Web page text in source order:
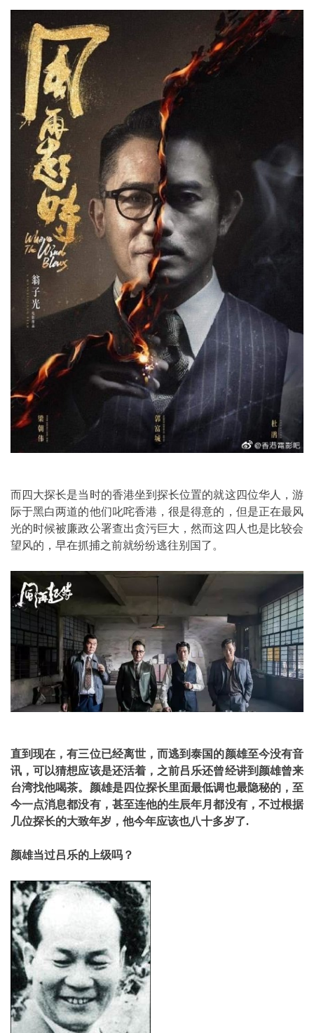
而四大探长是当时的香港坐到探长位置的就这四位华人，游
际于黑白两道的他们叱咤香港，很是得意的，但是正在最风
光的时候被廉政公署查出贪污巨大，然而这四人也是比较会
望风的，早在抓捕之前就纷纷逃往别国了。 ​
直到现在，有三位已经离世，而逃到泰国的颜雄至今没有音
讯，可以猜想应该是还活着，之前吕乐还曾经讲到颜雄曾来
台湾找他喝茶。颜雄是四位探长里面最低调也最隐秘的，至
今一点消息都没有，甚至连他的生辰年月都没有，不过根据
几位探长的大致年岁，他今年应该也八十多岁了.
颜雄当过吕乐的上级吗？ ​